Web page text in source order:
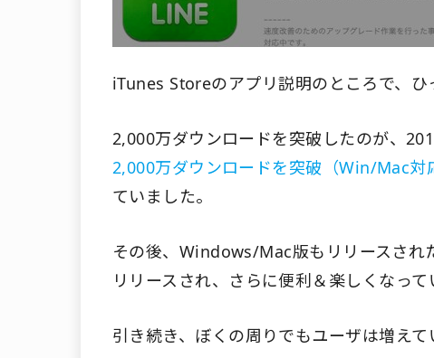
iTunes Storeのアプリ説明のところで、ひ
2,000万ダウンロードを突破したのが、
2,000万ダウンロードを突破（Win/Mac対
ていました。
その後、Windows/Mac版もリリースされ
リリースされ、さらに便利＆楽しくなって
引き続き、ぼくの周りでもユーザは増えて